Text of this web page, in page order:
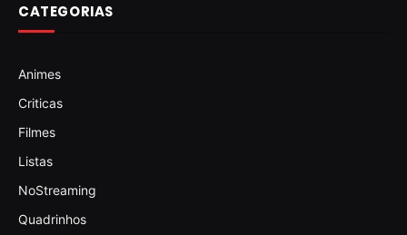
CATEGORIAS
Animes
Criticas
Filmes
Listas
NoStreaming
Quadrinhos